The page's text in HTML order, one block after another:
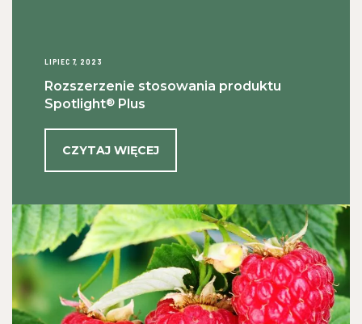
LIPIEC 7, 2023
Rozszerzenie stosowania produktu
Spotlight® Plus
CZYTAJ WIĘCEJ